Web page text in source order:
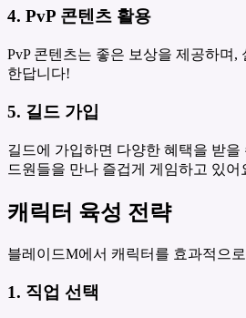
4. PvP 콘텐츠 활용
PvP 콘텐츠는 좋은 보상을 제공하며
한답니다!
5. 길드 가입
길드에 가입하면 다양한 혜택을 받
드원들을 만나 즐겁게 게임하고 있어
캐릭터 육성 전략
블레이드M에서 캐릭터를 효과적으
1. 직업 선택